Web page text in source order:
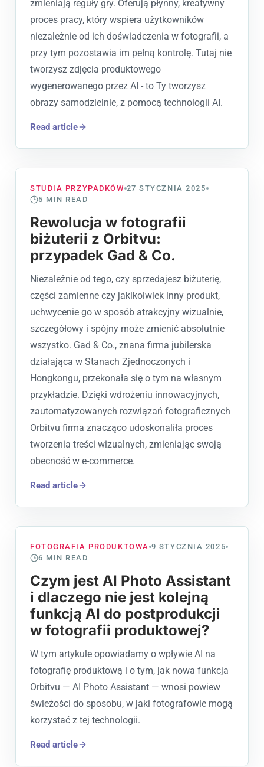
zmieniają reguły gry. Oferują płynny, kreatywny
proces pracy, który wspiera użytkowników
niezależnie od ich doświadczenia w fotografii, a
przy tym pozostawia im pełną kontrolę. Tutaj nie
tworzysz zdjęcia produktowego
wygenerowanego przez AI - to Ty tworzysz
obrazy samodzielnie, z pomocą technologii AI.
Read article
STUDIA PRZYPADKÓW 27 STYCZNIA 2025
5 MIN READ
Rewolucja w fotografii
biżuterii z Orbitvu:
przypadek Gad & Co.
Niezależnie od tego, czy sprzedajesz biżuterię,
części zamienne czy jakikolwiek inny produkt,
uchwycenie go w sposób atrakcyjny wizualnie,
szczegółowy i spójny może zmienić absolutnie
wszystko. Gad & Co., znana firma jubilerska
działająca w Stanach Zjednoczonych i
Hongkongu, przekonała się o tym na własnym
przykładzie. Dzięki wdrożeniu innowacyjnych,
zautomatyzowanych rozwiązań fotograficznych
Orbitvu firma znacząco udoskonaliła proces
tworzenia treści wizualnych, zmieniając swoją
obecność w e-commerce.
Read article
FOTOGRAFIA PRODUKTOWA 9 STYCZNIA 2025
6 MIN READ
Czym jest AI Photo Assistant
i dlaczego nie jest kolejną
funkcją AI do postprodukcji
w fotografii produktowej?
W tym artykule opowiadamy o wpływie AI na
fotografię produktową i o tym, jak nowa funkcja
Orbitvu — AI Photo Assistant — wnosi powiew
świeżości do sposobu, w jaki fotografowie mogą
korzystać z tej technologii.
Read article